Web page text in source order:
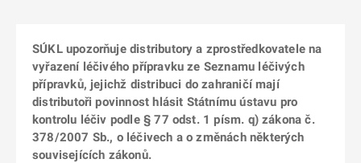
SÚKL upozorňuje distributory a zprostředkovatele na
vyřazení léčivého přípravku ze Seznamu léčivých
přípravků, jejichž distribuci do zahraničí mají
distributoři povinnost hlásit Státnímu ústavu pro
kontrolu léčiv podle § 77 odst. 1 písm. q) zákona č.
378/2007 Sb., o léčivech a o změnách některých
souvisejících zákonů.